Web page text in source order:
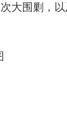
大围剿，